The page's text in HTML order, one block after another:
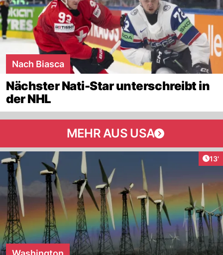
Nach Biasca
Nächster Nati-Star unterschreibt in
der NHL
MEHR AUS USA
13'